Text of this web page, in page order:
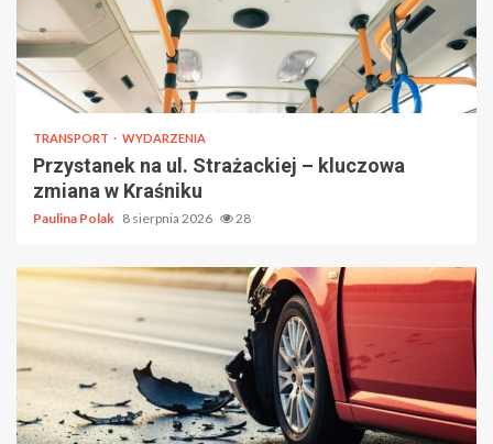
TRANSPORT WYDARZENIA
Przystanek na ul. Strażackiej – kluczowa
zmiana w Kraśniku
Paulina Polak 8 sierpnia 2026 28